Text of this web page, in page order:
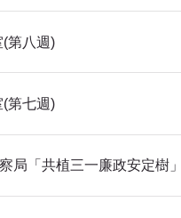
第八週)
第七週)